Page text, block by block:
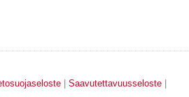
| Saavutettavuusseloste|